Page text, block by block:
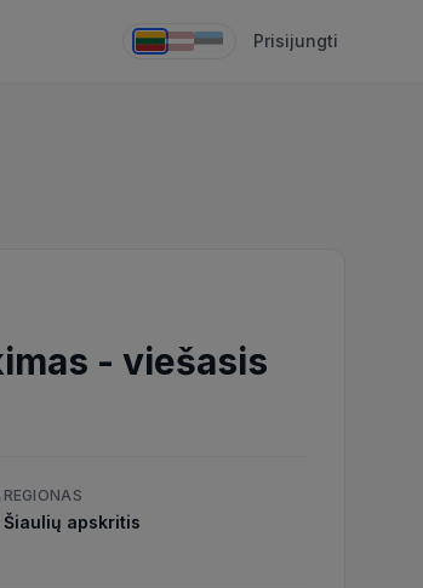
Prisijungti
- viešasis
REGIONAS
Šiaulių apskritis